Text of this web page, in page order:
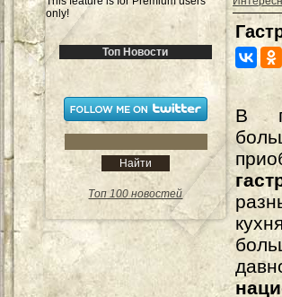
only!
Топ Новости
Топ 100 новостей
В